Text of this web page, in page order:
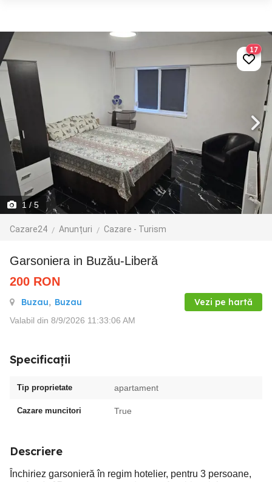
1 / 5
Cazare24 Anunțuri Cazare - Turism
17
Garsoniera in Buzău-Liberă
200 RON
Buzau, Buzau Vezi pe hartă
Valabil din 8/9/2026 11:33:06 AM
Specificații
Tip proprietate apartament
Cazare muncitori True
Descriere
Închiriez garsonieră în regim hotelier, pentru 3 persoane,